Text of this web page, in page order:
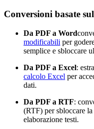
Conversioni basate
Da PDF a Word
modificabili per
semplice e sbloccare
Da PDF a Excel:
calcolo Excel per
dati.
Da PDF a RTF:
(RTF) per sbloccare
elaborazione testi.